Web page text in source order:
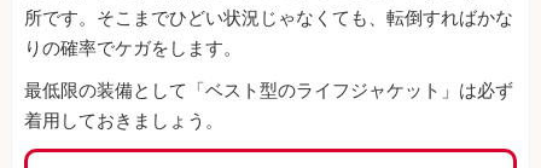
所です。そこまでひどい状況じゃなくても、転倒すればかな
りの確率でケガをします。
最低限の装備として「ベスト型のライフジャケット」は必ず
着用しておきましょう。